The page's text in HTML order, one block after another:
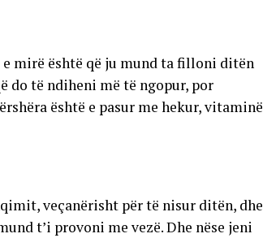
e mirë është që ju mund ta filloni ditën
do të ndiheni më të ngopur, por
është e pasur me hekur, vitaminë
veçanërisht për të nisur ditën, dhe
t’i provoni me vezë. Dhe nëse jeni